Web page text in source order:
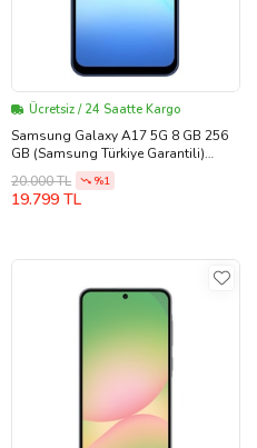
Ücretsiz / 24 Saatte Kargo
Samsung Galaxy A17 5G 8 GB 256
GB (Samsung Türkiye Garantili)
20.000 TL %1
19.799 TL